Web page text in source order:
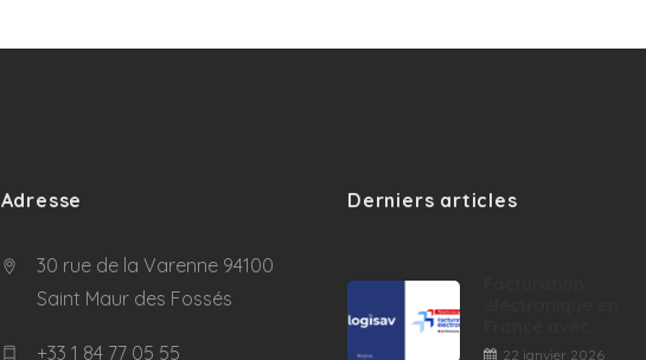
Adresse
30 rue de la Varenne 94100
Saint Maur des Fossés
+33 1 84 77 05 55
Derniers articles
22 janvier 2026